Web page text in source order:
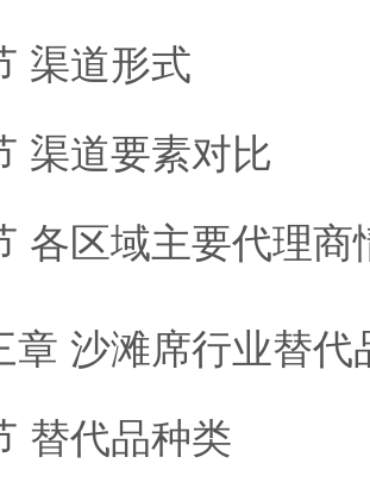
渠道形式
渠道要素对比
各区域主要代理商
章 沙滩席行业替代
替代品种类